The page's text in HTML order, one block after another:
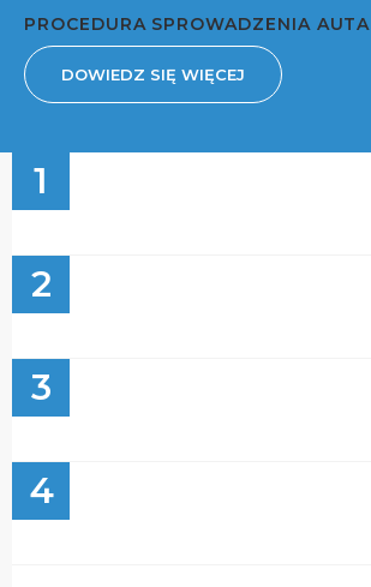
PROCEDURA SPROWADZENIA AUTA
DOWIEDZ SIĘ WIĘCEJ
1
2
3
4